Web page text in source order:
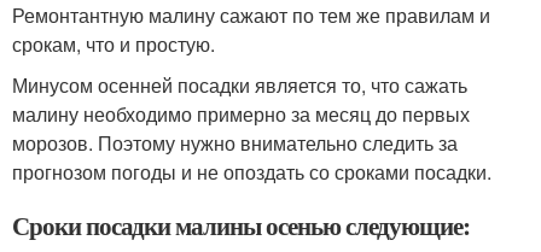
Ремонтантную малину сажают по тем же правилам и
срокам, что и простую.
Минусом осенней посадки является то, что сажать
малину необходимо примерно за месяц до первых
морозов. Поэтому нужно внимательно следить за
прогнозом погоды и не опоздать со сроками посадки.
Сроки посадки малины осенью следующие: